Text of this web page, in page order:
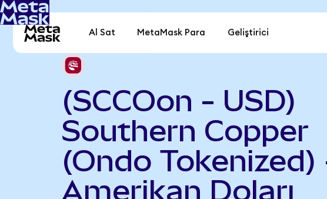
Al Sat MetaMask Para Geliştirici
(SCCOon - USD)
Southern Copper
(Ondo Tokenized)
Amerikan Doları